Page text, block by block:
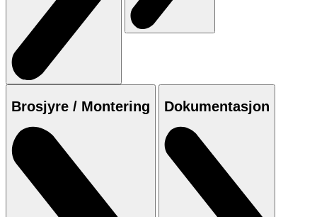
Brosjyre / Montering Dokumentasjon